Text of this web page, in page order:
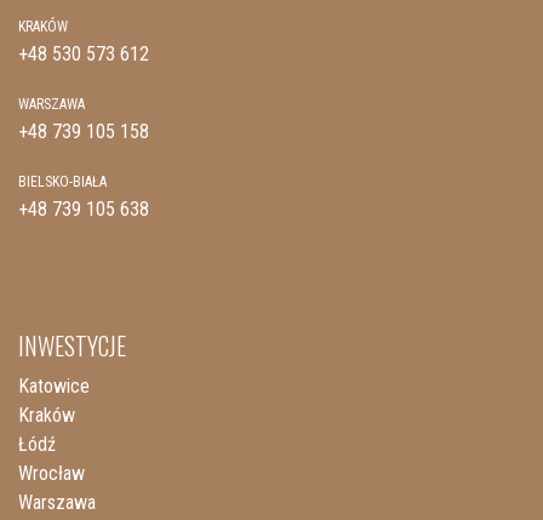
KRAKÓW
+48 530 573 612
WARSZAWA
+48 739 105 158
BIELSKO-BIAŁA
+48 739 105 638
INWESTYCJE
Katowice
Kraków
Łódź
Wrocław
Warszawa